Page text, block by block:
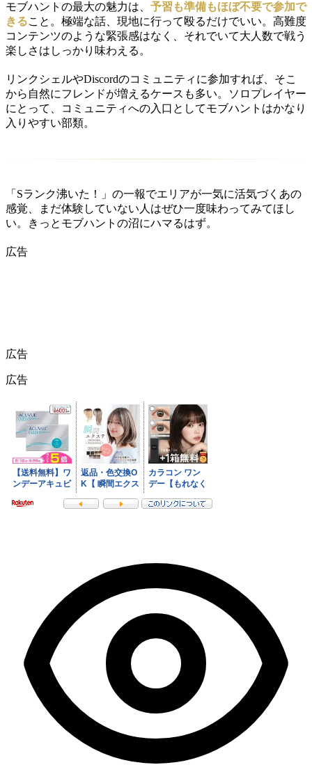
モブハントの最大の魅力は、 予習も準備もほぼ不要で参加で
きること。極端な話、現地に行って殴るだけでいい。高難度
コンテンツのような緊張感はなく、それでいて大人数で戦う
楽しさはしっかり味わえる。
リンクシェルやDiscordのコミュニティに参加すれば、そこ
から自然にフレンドが増えるケースも多い。ソロプレイヤー
にとって、コミュニティへの入口としてモブハントはかなり
入りやすい部類。
「Sランク沸いた！」の一報でエリアが一気に活気づくあの
感覚、まだ体験していない人はぜひ一度味わってみてほし
い。きっとモブハントの沼にハマるはず。
広告
広告
広告